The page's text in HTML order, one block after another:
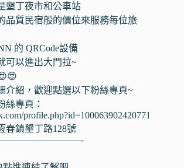
墾丁夜市和公車站
品質民宿般的價位來服務每位旅
的 QRCode設備
可以進出大門拉~
介紹，歡迎點選以下粉絲專頁~
絲專頁：
profile.php?id=100063902420771
春鎮墾丁路128號